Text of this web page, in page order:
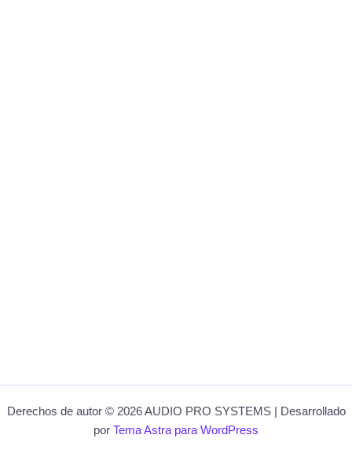
Derechos de autor © 2026 AUDIO PRO SYSTEMS | Desarrollado
por Tema Astra para WordPress